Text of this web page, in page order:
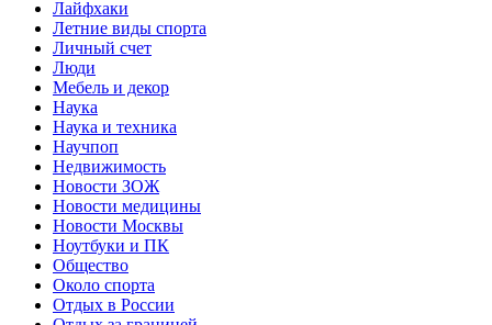
Лайфхаки
Летние виды спорта
Личный счет
Люди
Мебель и декор
Наука
Наука и техника
Научпоп
Недвижимость
Новости ЗОЖ
Новости медицины
Новости Москвы
Ноутбуки и ПК
Общество
Около спорта
Отдых в России